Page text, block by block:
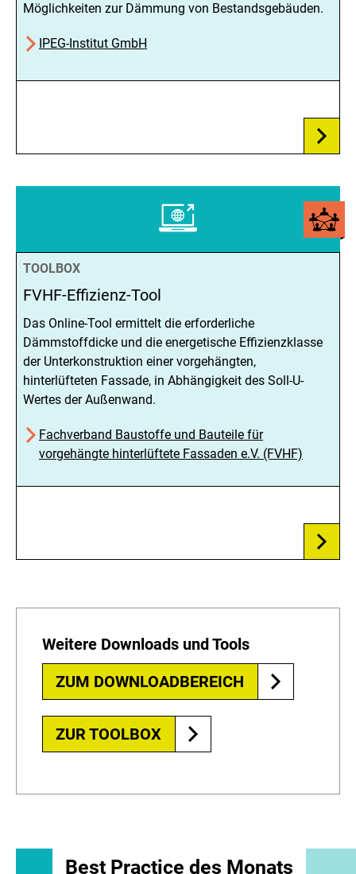
Möglichkeiten zur Dämmung von Bestandsgebäuden.
IPEG-Institut GmbH
TOOLBOX
FVHF-Effizienz-Tool
Das Online-Tool ermittelt die erforderliche
Dämmstoffdicke und die energetische Effizienzklasse
der Unterkonstruktion einer vorgehängten,
hinterlüfteten Fassade, in Abhängigkeit des Soll-U-
Wertes der Außenwand.
Fachverband Baustoffe und Bauteile für
vorgehängte hinterlüftete Fassaden e.V. (FVHF)
Weitere Downloads und Tools
ZUM DOWNLOADBEREICH
ZUR TOOLBOX
Best Practice des Monats